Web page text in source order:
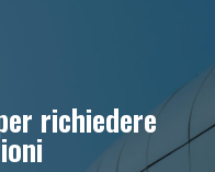
richiedere